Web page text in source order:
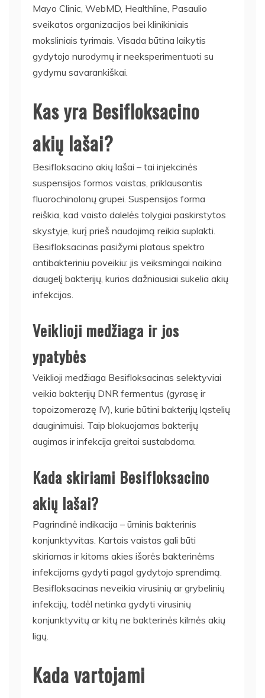
Mayo Clinic, WebMD, Healthline, Pasaulio
sveikatos organizacijos bei klinikiniais
moksliniais tyrimais. Visada būtina laikytis
gydytojo nurodymų ir neeksperimentuoti su
gydymu savarankiškai.
Kas yra Besifloksacino
akių lašai?
Besifloksacino akių lašai – tai injekcinės
suspensijos formos vaistas, priklausantis
fluorochinolonų grupei. Suspensijos forma
reiškia, kad vaisto dalelės tolygiai paskirstytos
skystyje, kurį prieš naudojimą reikia suplakti.
Besifloksacinas pasižymi plataus spektro
antibakteriniu poveikiu: jis veiksmingai naikina
daugelį bakterijų, kurios dažniausiai sukelia akių
infekcijas.
Veiklioji medžiaga ir jos
ypatybės
Veiklioji medžiaga Besifloksacinas selektyviai
veikia bakterijų DNR fermentus (gyrasę ir
topoizomerazę IV), kurie būtini bakterijų ląstelių
dauginimuisi. Taip blokuojamas bakterijų
augimas ir infekcija greitai sustabdoma.
Kada skiriami Besifloksacino
akių lašai?
Pagrindinė indikacija – ūminis bakterinis
konjunktyvitas. Kartais vaistas gali būti
skiriamas ir kitoms akies išorės bakterinėms
infekcijoms gydyti pagal gydytojo sprendimą.
Besifloksacinas neveikia virusinių ar grybelinių
infekcijų, todėl netinka gydyti virusinių
konjunktyvitų ar kitų ne bakterinės kilmės akių
ligų.
Kada vartojami